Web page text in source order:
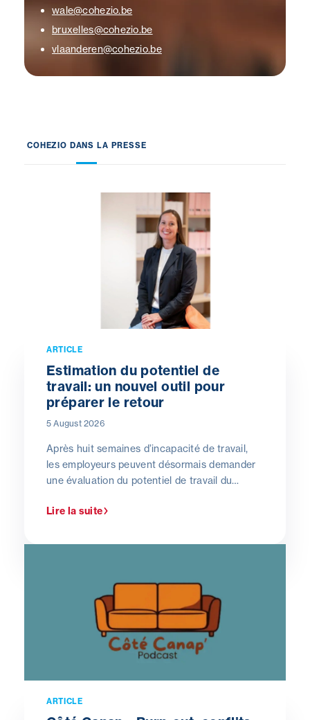
wale@cohezio.be
bruxelles@cohezio.be
vlaanderen@cohezio.be
COHEZIO DANS LA PRESSE
ARTICLE
Estimation du potentiel de
travail: un nouvel outil pour
préparer le retour
5 August 2026
Après huit semaines d’incapacité de travail,
les employeurs peuvent désormais demander
une évaluation du potentiel de travail du
suscite de nombreuses questions sur le
générale de Cohezio, en décrypte les objectifs
Lire la suite
ARTICLE